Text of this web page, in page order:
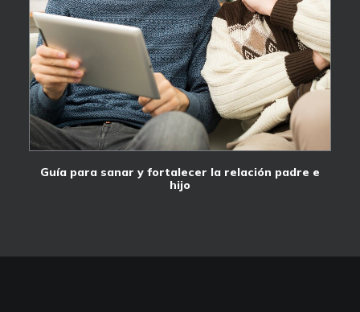
Guía para sanar y fortalecer la relación padre e
hijo